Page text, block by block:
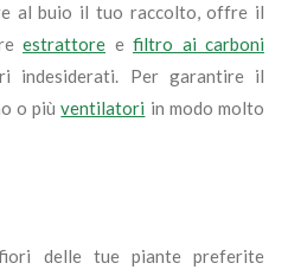
al buio il tuo raccolto, offre il
estrattore e filtro ai carboni
indesiderati. Per garantire il
o piùventilatori in modo molto
delle tue piante preferite